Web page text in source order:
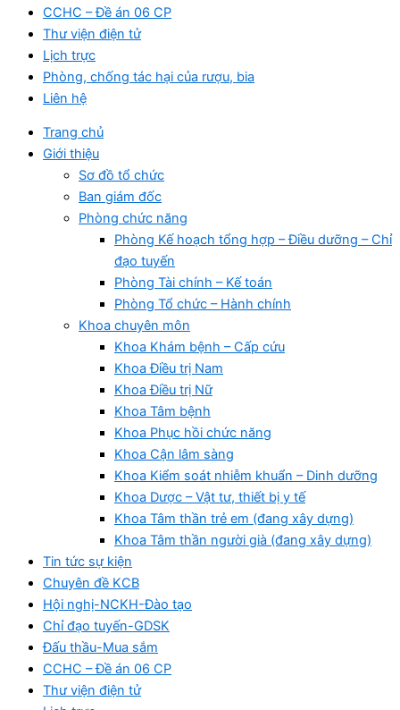
CCHC – Đề án 06 CP
Thư viện điện tử
Lịch trực
Phòng, chống tác hại của rượu, bia
Liên hệ
Trang chủ
Giới thiệu
Sơ đồ tổ chức
Ban giám đốc
Phòng chức năng
Phòng Kế hoạch tổng hợp – Điều dưỡng – Chỉ
đạo tuyến
Phòng Tài chính – Kế toán
Phòng Tổ chức – Hành chính
Khoa chuyên môn
Khoa Khám bệnh – Cấp cứu
Khoa Điều trị Nam
Khoa Điều trị Nữ
Khoa Tâm bệnh
Khoa Phục hồi chức năng
Khoa Cận lâm sàng
Khoa Kiểm soát nhiễm khuẩn – Dinh dưỡng
Khoa Dược – Vật tư, thiết bị y tế
Khoa Tâm thần trẻ em (đang xây dựng)
Khoa Tâm thần người già (đang xây dựng)
Tin tức sự kiện
Chuyên đề KCB
Hội nghị-NCKH-Đào tạo
Chỉ đạo tuyến-GDSK
Đấu thầu-Mua sắm
CCHC – Đề án 06 CP
Thư viện điện tử